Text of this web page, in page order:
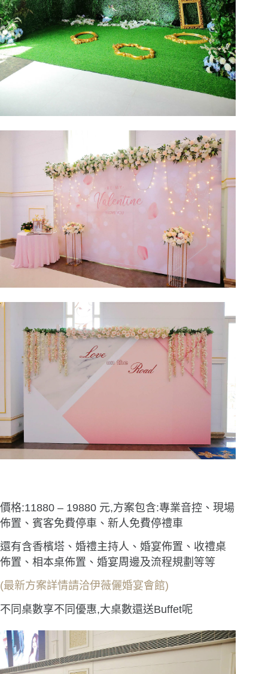
價格:11880 – 19880 元,方案包含:專業音控、現場
佈置、賓客免費停車、新人免費停禮車
還有含香檳塔、婚禮主持人、婚宴佈置、收禮桌
佈置、相本桌佈置、婚宴周邊及流程規劃等等
(最新方案詳情請洽伊薇儷婚宴會館)
不同桌數享不同優惠,大桌數還送Buffet呢